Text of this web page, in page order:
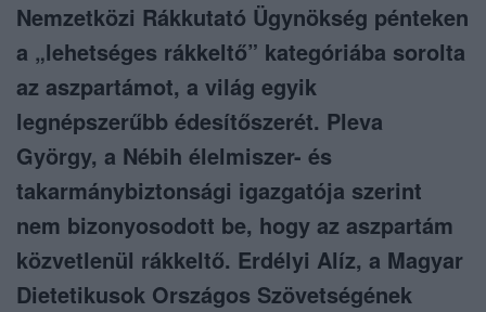
Nemzetközi Rákkutató Ügynökség pénteken
a „lehetséges rákkeltő” kategóriába sorolta
az aszpartámot, a világ egyik
legnépszerűbb édesítőszerét. Pleva
György, a Nébih élelmiszer- és
takarmánybiztonsági igazgatója szerint
nem bizonyosodott be, hogy az aszpartám
közvetlenül rákkeltő. Erdélyi Alíz, a Magyar
Dietetikusok Országos Szövetségének